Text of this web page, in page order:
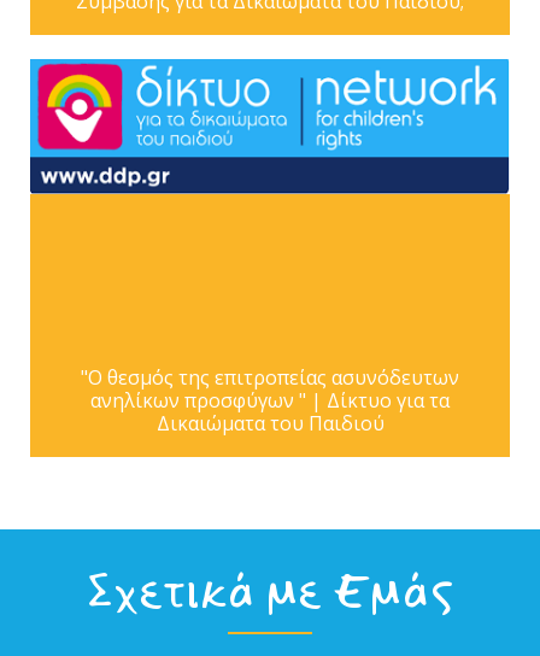
"Ο θεσμός της επιτροπείας ασυνόδευτων
ανηλίκων προσφύγων " | Δίκτυο για τα
Δικαιώματα του Παιδιού
Σχετικά με Εμάς